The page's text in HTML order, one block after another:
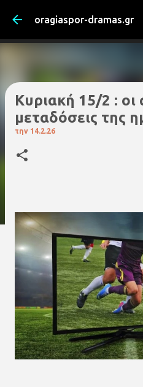
Μετάβαση στο
oragiaspor-dramas.gr
Kυριακή 15/2 : οι
μεταδόσεις της
την 14.2.26